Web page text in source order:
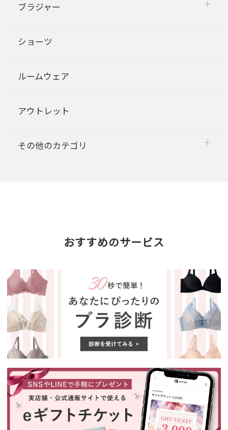
ブラジャー
ショーツ
ルームウェア
アウトレット
その他のカテゴリ
おすすめのサービス